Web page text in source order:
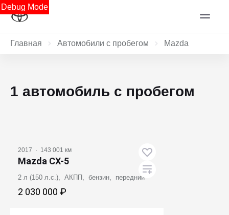
Debug Mode
Главная Автомобили с пробегом Mazda
1 автомобиль с пробегом
2017 · 143 001 км
Mazda CX-5
2 л (150 л.с.), АКПП, бензин, передний
2 030 000 ₽